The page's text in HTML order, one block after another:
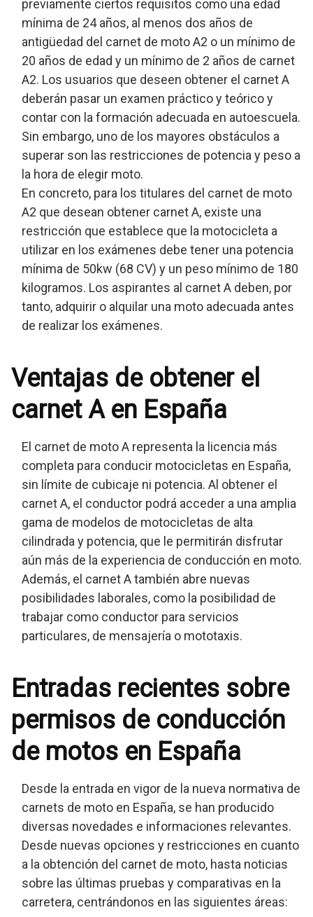
previamente ciertos requisitos como una edad
mínima de 24 años, al menos dos años de
antigüedad del carnet de moto A2 o un mínimo de
20 años de edad y un mínimo de 2 años de carnet
A2. Los usuarios que deseen obtener el carnet A
deberán pasar un examen práctico y teórico y
contar con la formación adecuada en autoescuela.
Sin embargo, uno de los mayores obstáculos a
superar son las restricciones de potencia y peso a
la hora de elegir moto.
En concreto, para los titulares del carnet de moto
A2 que desean obtener carnet A, existe una
restricción que establece que la motocicleta a
utilizar en los exámenes debe tener una potencia
mínima de 50kw (68 CV) y un peso mínimo de 180
kilogramos. Los aspirantes al carnet A deben, por
tanto, adquirir o alquilar una moto adecuada antes
de realizar los exámenes.
Ventajas de obtener el
carnet A en España
El carnet de moto A representa la licencia más
completa para conducir motocicletas en España,
sin límite de cubicaje ni potencia. Al obtener el
carnet A, el conductor podrá acceder a una amplia
gama de modelos de motocicletas de alta
cilindrada y potencia, que le permitirán disfrutar
aún más de la experiencia de conducción en moto.
Además, el carnet A también abre nuevas
posibilidades laborales, como la posibilidad de
trabajar como conductor para servicios
particulares, de mensajería o mototaxis.
Entradas recientes sobre
permisos de conducción
de motos en España
Desde la entrada en vigor de la nueva normativa de
carnets de moto en España, se han producido
diversas novedades e informaciones relevantes.
Desde nuevas opciones y restricciones en cuanto
a la obtención del carnet de moto, hasta noticias
sobre las últimas pruebas y comparativas en la
carretera, centrándonos en las siguientes áreas: